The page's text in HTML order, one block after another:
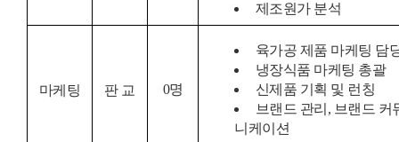
제조원가 분석
마케팅 판 교 0명
육가공 제품 마케팅 담
냉장식품 마케팅 총괄
신제품 기획 및 런칭
브랜드 관리, 브랜드 커
니케이션